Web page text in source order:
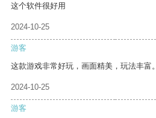
这个软件很好用
2024-10-25
游客
这款游戏非常好玩，画面精美，玩法丰富。
2024-10-25
游客